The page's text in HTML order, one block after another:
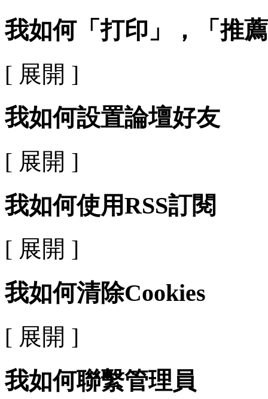
我如何「打印」，「推
[ 展開 ]
我如何設置論壇好友
[ 展開 ]
我如何使用RSS訂閱
[ 展開 ]
我如何清除Cookies
[ 展開 ]
我如何聯繫管理員